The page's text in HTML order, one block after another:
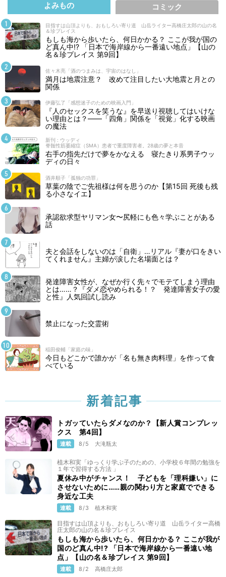
よみもの コミック
目指すは山頂よりも、おもしろい寄り道 山岳ライター高橋庄太郎の山の名
＆珍プレイス
もしも海から歩いたら、何日かかる？ ここが我が国の
ど真ん中!? 「日本で海岸線から一番遠い地点」【山の
名＆珍プレイス 第9回】
佐々木亮「酒のつまみは、宇宙のはなし」
満月は地震注意？ 改めて注目したい大地震と月との
関係
伊藤弘了「感想迷子のための映画入門」
『人のセックスを笑うな』を早送り視聴してはいけな
い理由とは？――「四角」関係を「視覚」化する映画
の魔法
新刊 : ウッディ
脊髄性筋萎縮症（SMA）患者で重度障害者。28歳の夢と本音
右手の指先だけで夢をかなえる 寝たきり系男子ウッ
ディの日々
酒井順子「孤独の功罪」
草葉の陰でご先祖様は何を思うのか【第15回 死後も残
る小さなイエ】
承認欲求型ヤリマン女〜尻軽にも色々学ぶことがある
話
夫と会話をしないのは「自衛」…リアル『妻が口をきい
てくれません』主婦が涙した名場面とは？
発達障害女性が、なぜか行く先々でモテてしまう理由
とは……？『ダメ恋やめられる！？ 発達障害女子の愛
と性』人気回試し読み
禁止になった交霊術
稲田俊輔「家庭の味」
今日もどこかで誰かが「名も無き肉料理」を作って食
べている
新着記事
トガッていたらダメなのか？【新人賞コンプレッ
クス 第4回】
連載 8/5 大滝瓶太
植木和実「ゆっくり学ぶ子のための、小学校６年間の勉強を
１年で習得する方法 」
夏休み中がチャンス！ 子どもを「理科嫌い」に
させないために……親の関わり方と家庭でできる
身近な工夫
連載 8/3 植木和実
目指すは山頂よりも、おもしろい寄り道 山岳ライター高橋
庄太郎の山の名＆珍プレイス
もしも海から歩いたら、何日かかる？ ここが我が
国のど真ん中!? 「日本で海岸線から一番遠い地
点」【山の名＆珍プレイス 第9回】
連載 8/2 高橋庄太郎